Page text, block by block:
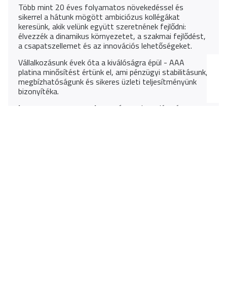
Több mint 20 éves folyamatos növekedéssel és
sikerrel a hátunk mögött ambiciózus kollégákat
keresünk, akik velünk együtt szeretnének fejlődni:
élvezzék a dinamikus környezetet, a szakmai fejlődést,
a csapatszellemet és az innovációs lehetőségeket.
Vállalkozásunk évek óta a kiválóságra épül - AAA
platina minősítést értünk el, ami pénzügyi stabilitásunk,
megbízhatóságunk és sikeres üzleti teljesítményünk
bizonyítéka.
Legyen a csapat tagja
, a színvonal emelése és